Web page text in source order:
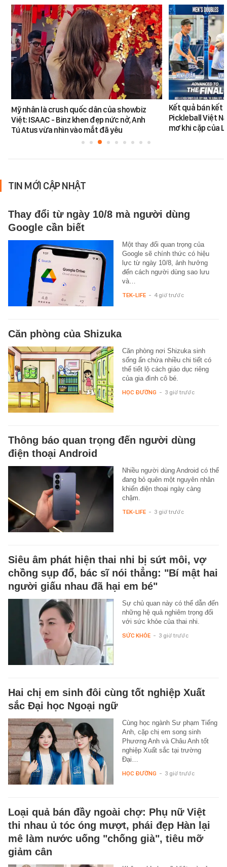
Mỹ nhân là crush quốc dân của showbiz
Việt: ISAAC - Binz khen đẹp nức nở, Anh
Tú Atus vừa nhìn vào mắt đã yêu
Kết quả bán kết
Pickleball Việt
mơ khi cặp của
TIN MỚI CẬP NHẬT
Thay đổi từ ngày 10/8 mà người dùng
Google cần biết
Một thay đổi quan trọng của
Google sẽ chính thức có hiệu
lực từ ngày 10/8, ảnh hưởng
đến cách người dùng sao lưu
và…
TEK-LIFE - 4 giờ trước
Căn phòng của Shizuka
Căn phòng nơi Shizuka sinh
sống ẩn chứa nhiều chi tiết có
thể tiết lộ cách giáo dục riêng
của gia đình cô bé.
HỌC ĐƯỜNG - 3 giờ trước
Thông báo quan trọng đến người dùng
điện thoại Android
Nhiều người dùng Android có thể
đang bỏ quên một nguyên nhân
khiến điện thoại ngày càng
chậm.
TEK-LIFE - 3 giờ trước
Siêu âm phát hiện thai nhi bị sứt môi, vợ
chồng sụp đổ, bác sĩ nói thẳng: "Bí mật hai
người giấu nhau đã hại em bé"
Sự chủ quan này có thể dẫn đến
những hệ quả nghiêm trọng đối
với sức khỏe của thai nhi.
SỨC KHỎE - 3 giờ trước
Hai chị em sinh đôi cùng tốt nghiệp Xuất
sắc Đại học Ngoại ngữ
Cùng học ngành Sư phạm Tiếng
Anh, cặp chị em song sinh
Phương Anh và Châu Anh tốt
nghiệp Xuất sắc tại trường
Đại…
HỌC ĐƯỜNG - 3 giờ trước
Loại quả bán đầy ngoài chợ: Phụ nữ Việt
thi nhau ủ tóc óng mượt, phái đẹp Hàn lại
mê làm nước uống "chống già", tiêu mỡ
giảm cân